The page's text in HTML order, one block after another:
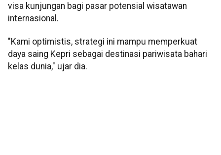
visa kunjungan bagi pasar potensial wisatawan
internasional.
"Kami optimistis, strategi ini mampu memperkuat
daya saing Kepri sebagai destinasi pariwisata bahari
kelas dunia," ujar dia.